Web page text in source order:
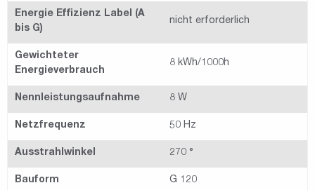
Energie Effizienz Label (A
bis G)
nicht erforderlich
Gewichteter
Energieverbrauch
8 kWh/1000h
Nennleistungsaufnahme 8 W
Netzfrequenz 50 Hz
Ausstrahlwinkel 270 °
Bauform G 120